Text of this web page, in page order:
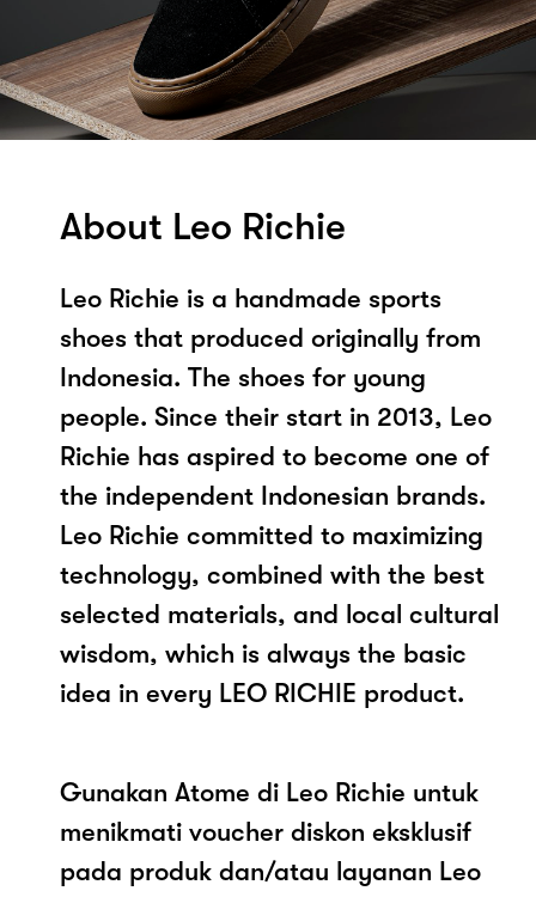
About Leo Richie
Leo Richie is a handmade sports
shoes that produced originally from
Indonesia. The shoes for young
people. Since their start in 2013, Leo
Richie has aspired to become one of
the independent Indonesian brands.
Leo Richie committed to maximizing
technology, combined with the best
selected materials, and local cultural
wisdom, which is always the basic
idea in every LEO RICHIE product.
Gunakan Atome di Leo Richie untuk
menikmati voucher diskon eksklusif
pada produk dan/atau layanan Leo